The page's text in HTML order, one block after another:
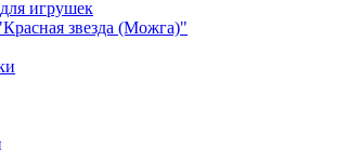
игрушек
звезда (Можга)"